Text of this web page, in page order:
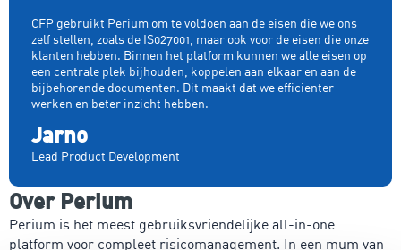
CFP gebruikt Perium om te voldoen aan de eisen die we ons
zelf stellen, zoals de IS027001, maar ook voor de eisen die onze
klanten hebben. Binnen het platform kunnen we alle eisen op
een centrale plek bijhouden, koppelen aan elkaar en aan de
bijbehorende documenten. Dit maakt dat we efficienter
werken en beter inzicht hebben.
Jarno
Lead Product Development
Over Perium
Perium is het meest gebruiksvriendelijke all-in-one
platform voor compleet risicomanagement. In een mum van